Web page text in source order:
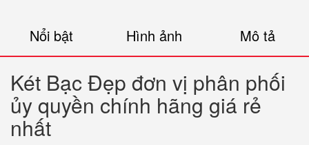
Nổi bật Hình ảnh Mô tả
Két Bạc Đẹp đơn vị phân phối
ủy quyền chính hãng giá rẻ
nhất